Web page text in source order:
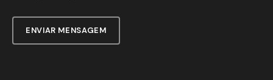
ENVIAR MENSAGEM